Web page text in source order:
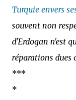
Turquie envers
souvent non
d'Erdogan n'est
réparations dues
***
*